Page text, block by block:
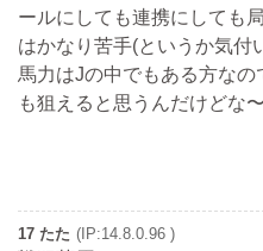
ールにしても連携にしても
はかなり苦手(というか気付
馬力はJの中でもある方な
も狙えると思うんだけどな〜
17 たた (IP:14.8.0.96 )